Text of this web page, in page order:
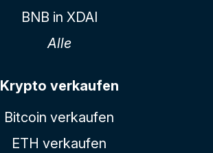
BNB in XDAI
Alle
Krypto verkaufen
Bitcoin verkaufen
ETH verkaufen